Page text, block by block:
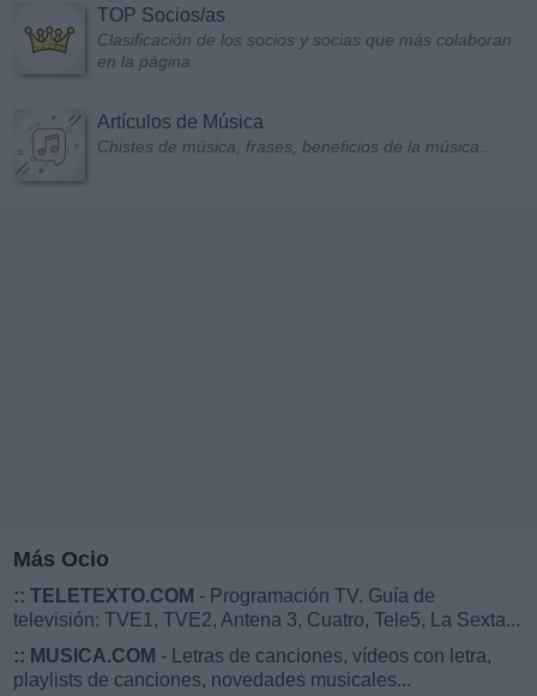
TOP Socios/as
Clasificación de los socios y socias que más colaboran
en la página
Artículos de Música
Chistes de música, frases, beneficios de la música...
Más Ocio
:: TELETEXTO.COM - Programación TV. Guía de
televisión: TVE1, TVE2, Antena 3, Cuatro, Tele5, La Sexta...
:: MUSICA.COM - Letras de canciones, vídeos con letra,
playlists de canciones, novedades musicales...